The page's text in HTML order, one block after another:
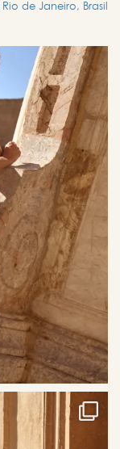
Rio de Janeiro, Brasil